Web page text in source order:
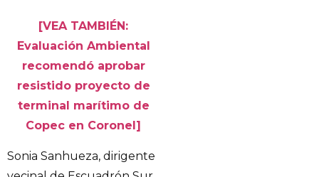
[VEA TAMBIÉN:
Evaluación Ambiental
recomendó aprobar
resistido proyecto de
terminal marítimo de
Copec en Coronel]
Sonia Sanhueza, dirigente